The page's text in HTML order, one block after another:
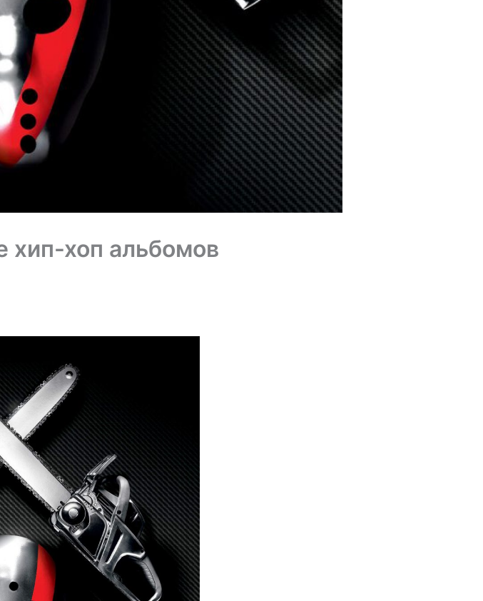
хип-хоп альбомов